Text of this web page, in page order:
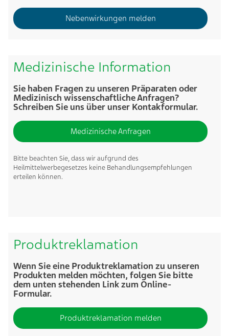
Nebenwirkungen melden
Medizinische Information
Sie haben Fragen zu unseren Präparaten oder
Medizinisch wissenschaftliche Anfragen?
Schreiben Sie uns über unser Kontakformular.
Medizinische Anfragen
Bitte beachten Sie, dass wir aufgrund des
Heilmittelwerbegesetzes keine Behandlungsempfehlungen
erteilen können.
Produktreklamation
Wenn Sie eine Produktreklamation zu unseren
Produkten melden möchten, folgen Sie bitte
dem unten stehenden Link zum Online-
Formular.
Produktreklamation melden